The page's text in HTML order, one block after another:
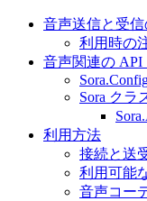
音声送信と受
利用時の
音声関連の API
Sora クラ
利用方法
接続と送
利用可能
音声コー